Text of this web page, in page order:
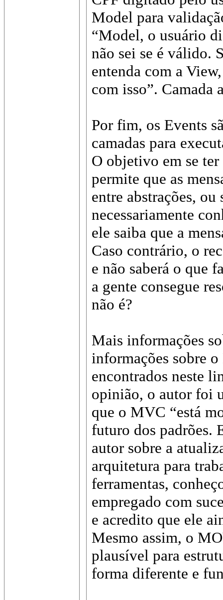
Model para
“Model, o usuário
não sei se é válido.
entenda com a
com isso”. Camada
Por fim, os Events
camadas para
O objetivo em se
permite que as
entre abstrações,
necessariamente
ele saiba que a
Caso contrário, o
e não saberá o que
a gente consegue
não é?
Mais informações
informações sobre
encontrados neste
opinião, o autor foi
que o MVC “está
futuro dos padrões.
autor sobre a
arquitetura para
ferramentas,
empregado com
e acredito que ele
Mesmo assim, o
plausível para
forma diferente e